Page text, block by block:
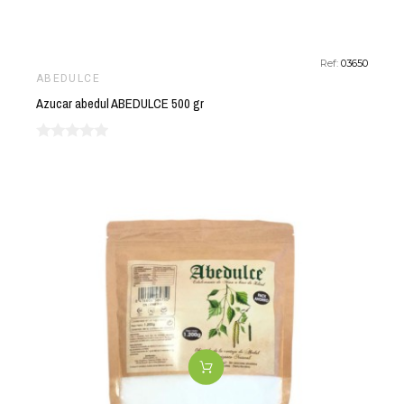
Ref:03650
ABEDULCE
Azucar abedul ABEDULCE 500 gr